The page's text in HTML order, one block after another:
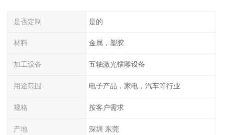
是否定制 是的
材料 金属，塑胶
加工设备 五轴激光镭雕设备
用途范围 电子产品，家电，汽车等行业
规格 按客户需求
产地 深圳 东莞